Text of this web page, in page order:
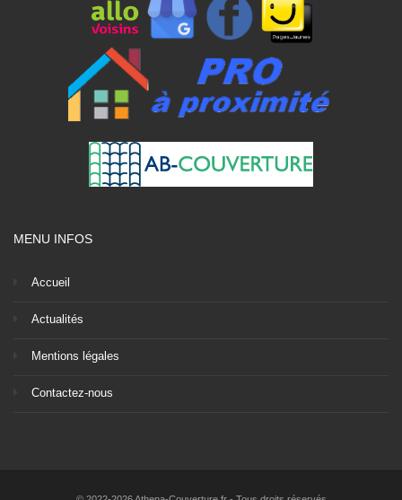
MENU INFOS
Accueil
Actualités
Mentions légales
Contactez-nous